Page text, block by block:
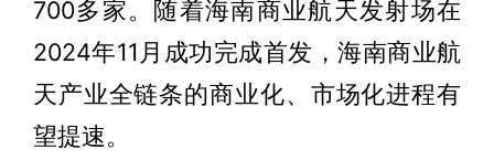
700多家。随着海南商业航天发射场在
2024年11月成功完成首发，海南商业航
天产业全链条的商业化、市场化进程有
望提速。